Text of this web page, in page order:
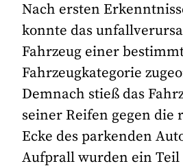
Nach ersten
konnte das
Fahrzeug einer
Fahrzeugkategorie
Demnach stieß das
seiner Reifen gegen die
Ecke des parkenden
Aufprall wurden ein Teil